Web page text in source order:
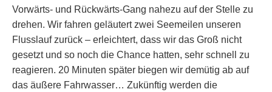
Vorwärts- und Rückwärts-Gang nahezu auf der Stelle zu
drehen. Wir fahren geläutert zwei Seemeilen unseren
Flusslauf zurück – erleichtert, dass wir das Groß nicht
gesetzt und so noch die Chance hatten, sehr schnell zu
reagieren. 20 Minuten später biegen wir demütig ab auf
das äußere Fahrwasser… Zukünftig werden die